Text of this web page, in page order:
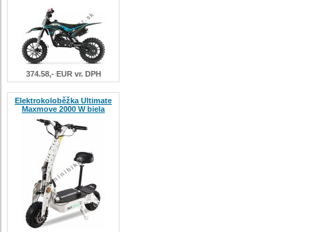
374.58,- EUR vr. DPH
Elektrokoloběžka Ultimate
Maxmove 2000 W biela